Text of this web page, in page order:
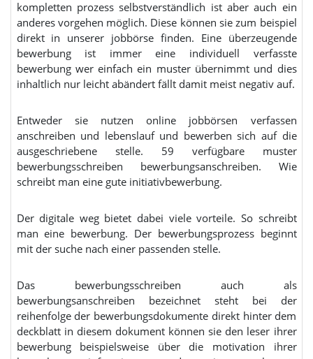
kompletten prozess selbstverständlich ist aber auch ein
anderes vorgehen möglich. Diese können sie zum beispiel
direkt in unserer jobbörse finden. Eine überzeugende
bewerbung ist immer eine individuell verfasste
bewerbung wer einfach ein muster übernimmt und dies
inhaltlich nur leicht abändert fällt damit meist negativ auf.
Entweder sie nutzen online jobbörsen verfassen
anschreiben und lebenslauf und bewerben sich auf die
ausgeschriebene stelle. 59 verfügbare muster
bewerbungsschreiben bewerbungsanschreiben. Wie
schreibt man eine gute initiativbewerbung.
Der digitale weg bietet dabei viele vorteile. So schreibt
man eine bewerbung. Der bewerbungsprozess beginnt
mit der suche nach einer passenden stelle.
Das bewerbungsschreiben auch als
bewerbungsanschreiben bezeichnet steht bei der
reihenfolge der bewerbungsdokumente direkt hinter dem
deckblatt in diesem dokument können sie den leser ihrer
bewerbung beispielsweise über die motivation ihrer